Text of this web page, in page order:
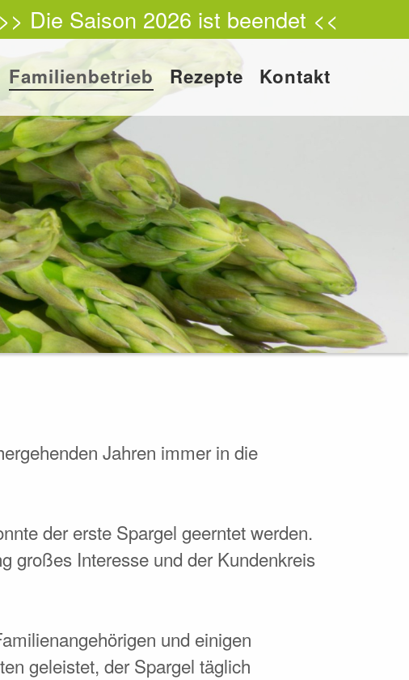
>> Die Saison 2026 ist beendet <<
Familienbetrieb Rezepte Kontakt
Jahren immer in die
der erste Spargel geerntet werden.
großes Interesse und der Kundenkreis
und einigen
geleistet, der Spargel täglich